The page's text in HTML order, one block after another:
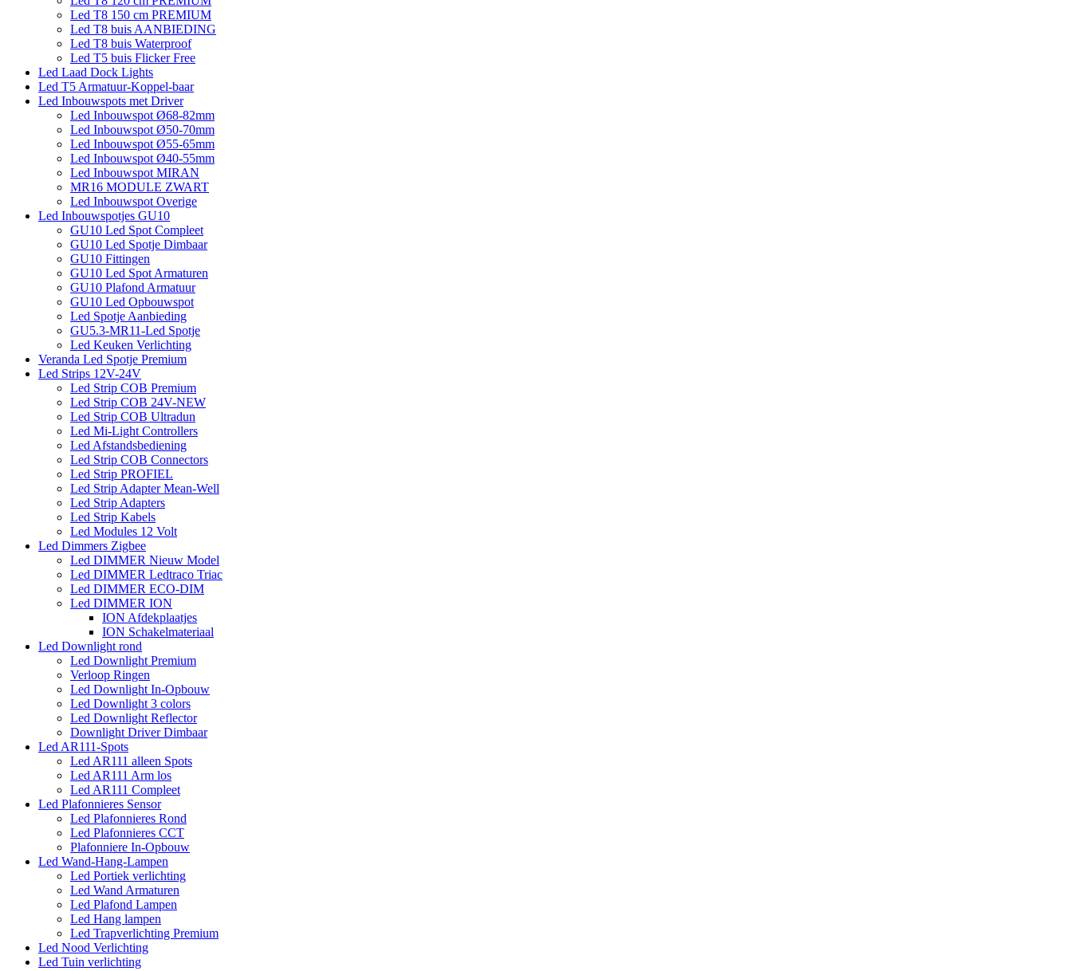
Led T8 150 cm PREMIUM
Led T8 buis AANBIEDING
Led T8 buis Waterproof
Led T5 buis Flicker Free
Led Laad Dock Lights
Led T5 Armatuur-Koppel-baar
Led Inbouwspots met Driver
Led Inbouwspot Ø68-82mm
Led Inbouwspot Ø50-70mm
Led Inbouwspot Ø55-65mm
Led Inbouwspot Ø40-55mm
Led Inbouwspot MIRAN
MR16 MODULE ZWART
Led Inbouwspot Overige
Led Inbouwspotjes GU10
GU10 Led Spot Compleet
GU10 Led Spotje Dimbaar
GU10 Fittingen
GU10 Led Spot Armaturen
GU10 Plafond Armatuur
GU10 Led Opbouwspot
Led Spotje Aanbieding
GU5.3-MR11-Led Spotje
Led Keuken Verlichting
Veranda Led Spotje Premium
Led Strips 12V-24V
Led Strip COB Premium
Led Strip COB 24V-NEW
Led Strip COB Ultradun
Led Mi-Light Controllers
Led Afstandsbediening
Led Strip COB Connectors
Led Strip PROFIEL
Led Strip Adapter Mean-Well
Led Strip Adapters
Led Strip Kabels
Led Modules 12 Volt
Led Dimmers Zigbee
Led DIMMER Nieuw Model
Led DIMMER Ledtraco Triac
Led DIMMER ECO-DIM
Led DIMMER ION
ION Afdekplaatjes
ION Schakelmateriaal
Led Downlight rond
Led Downlight Premium
Verloop Ringen
Led Downlight In-Opbouw
Led Downlight 3 colors
Led Downlight Reflector
Downlight Driver Dimbaar
Led AR111-Spots
Led AR111 alleen Spots
Led AR111 Arm los
Led AR111 Compleet
Led Plafonnieres Sensor
Led Plafonnieres Rond
Led Plafonnieres CCT
Plafonniere In-Opbouw
Led Wand-Hang-Lampen
Led Portiek verlichting
Led Wand Armaturen
Led Plafond Lampen
Led Hang lampen
Led Trapverlichting Premium
Led Nood Verlichting
Led Tuin verlichting